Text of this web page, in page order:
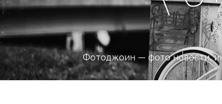
Фотоджоин — фото новости,